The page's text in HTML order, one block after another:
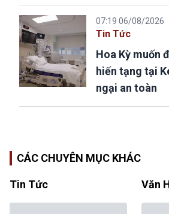
07:19 06/08/2026
Tin Tức
Hoa Kỳ muốn
hiến tạng tại
ngại an toàn
CÁC CHUYÊN MỤC KHÁC
Tin Tức Văn